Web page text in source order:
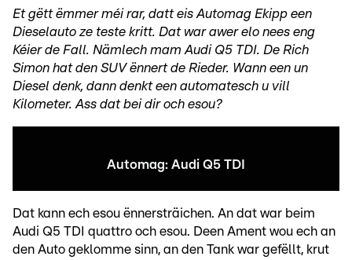
Et gëtt ëmmer méi rar, datt eis Automag Ekipp een
Dieselauto ze teste kritt. Dat war awer elo nees eng
Kéier de Fall. Nämlech mam Audi Q5 TDI. De Rich
Simon hat den SUV ënnert de Rieder. Wann een un
Diesel denk, dann denkt een automatesch u vill
Kilometer. Ass dat bei dir och esou?
Automag: Audi Q5 TDI
Dat kann ech esou ënnersträichen. An dat war beim
Audi Q5 TDI quattro och esou. Deen Ament wou ech an
den Auto geklomme sinn, an den Tank war gefëllt, krut